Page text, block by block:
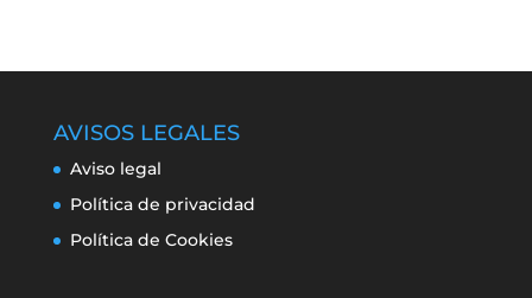
AVISOS LEGALES
Aviso legal
Política de privacidad
Política de Cookies